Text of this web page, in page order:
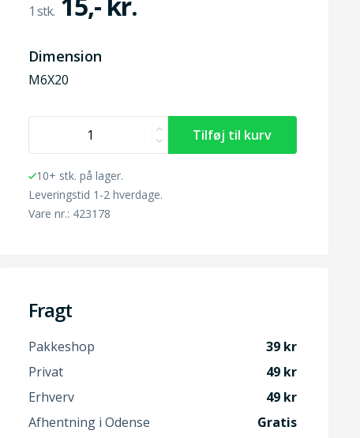
Dimension
M6X20
10+ stk. på lager.
Leveringstid 1-2 hverdage.
Vare nr.: 423178
Fragt
Pakkeshop
39
Privat
49
Erhverv
49
Afhentning i Odense
Gratis